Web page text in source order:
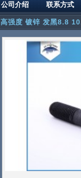
公司介绍 联系方式
高强度 镀锌 发黑8.8